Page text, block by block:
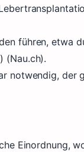
führen, etwa
(Nau.ch).
notwendig, der
Einordnung,